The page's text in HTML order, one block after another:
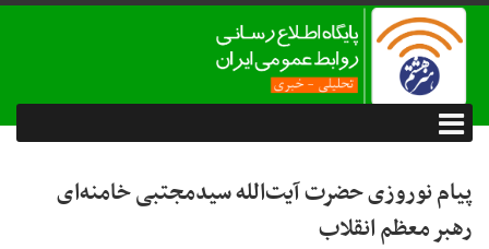
پیام نوروزی حضرت آیت‌الله سیدمجتبی خامنه‌ای
رهبر معظم انقلاب